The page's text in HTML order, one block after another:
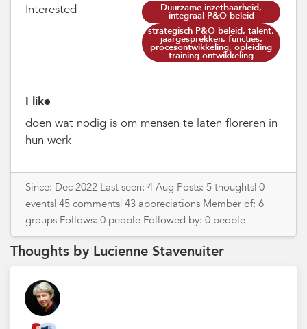
Interested Duurzame inzetbaarheid,
integraal P&O-beleid
strategisch P&O beleid, talent,
jaargesprekken, functies,
procesontwikkeling, opleiding
training ontwikkeling
I like
doen wat nodig is om mensen te laten floreren in
hun werk
Since: Dec 2022 Last seen: 4 Aug Posts: 5 thoughts| 0
events| 45 comments| 43 appreciations Member of: 6
groups Follows: 0 people Followed by: 0 people
Thoughts by Lucienne Stavenuiter